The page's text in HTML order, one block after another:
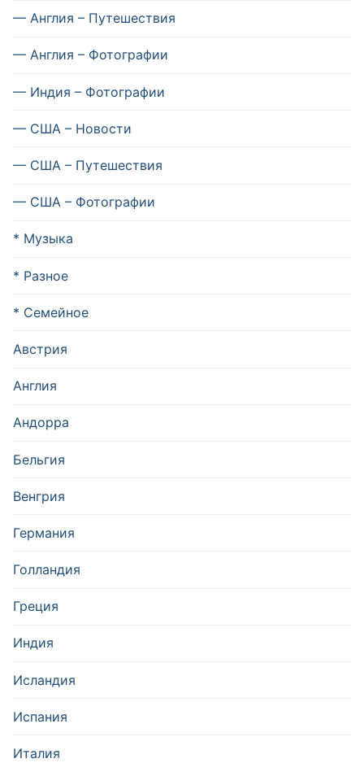
— Англия – Путешествия
— Англия – Фотографии
— Индия – Фотографии
— США – Новости
— США – Путешествия
— США – Фотографии
* Музыка
* Разное
* Семейное
Австрия
Англия
Андорра
Бельгия
Венгрия
Германия
Голландия
Греция
Индия
Исландия
Испания
Италия